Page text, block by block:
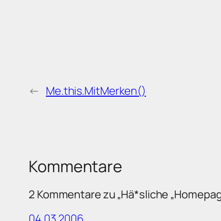
← Me.this.MitMerken()
Kommentare
2 Kommentare zu „Hä*sliche